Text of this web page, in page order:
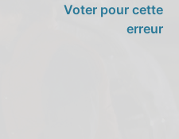
Voter pour cette
erreur